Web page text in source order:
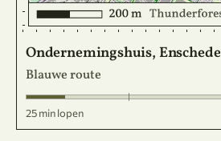
Ondernemingshuis, Enschede
Blauwe route
25 min lopen